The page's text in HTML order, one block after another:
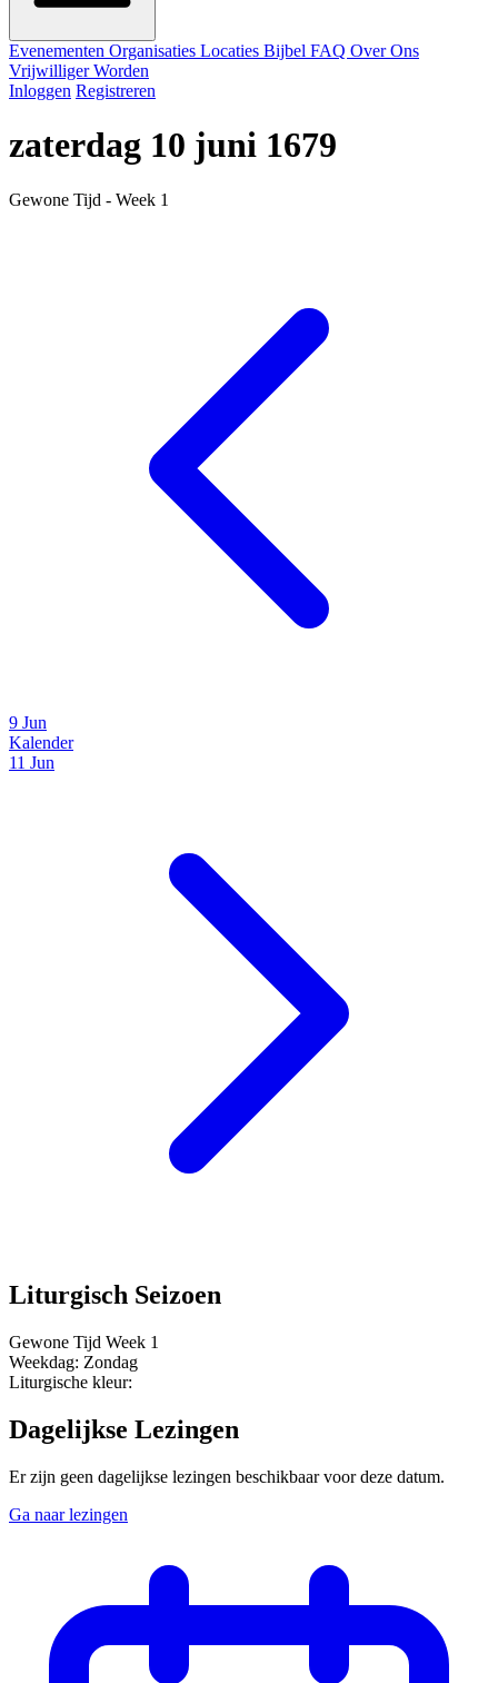
Evenementen Organisaties Locaties Bijbel FAQ Over Ons
Vrijwilliger Worden
Inloggen Registreren
zaterdag 10 juni 1679
Gewone Tijd - Week 1
9 Jun
Kalender
11 Jun
Liturgisch Seizoen
Gewone Tijd Week 1
Weekdag: Zondag
Liturgische kleur:
Dagelijkse Lezingen
Er zijn geen dagelijkse lezingen beschikbaar voor deze datum.
Ga naar lezingen